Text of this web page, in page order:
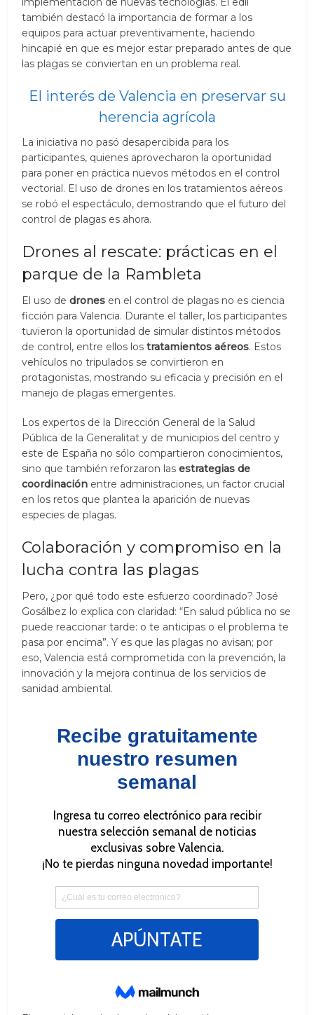
también destacó la importancia de formar a los
equipos para actuar preventivamente, haciendo
hincapié en que es mejor estar preparado antes de que
las plagas se conviertan en un problema real.
El interés de Valencia en preservar su
herencia agrícola
La iniciativa no pasó desapercibida para los
participantes, quienes aprovecharon la oportunidad
para poner en práctica nuevos métodos en el control
vectorial. El uso de drones en los tratamientos aéreos
se robó el espectáculo, demostrando que el futuro del
control de plagas es ahora.
Drones al rescate: prácticas en el
parque de la Rambleta
El uso dedrones en el control de plagas no es ciencia
ficción para Valencia. Durante el taller, los participantes
tuvieron la oportunidad de simular distintos métodos
de control, entre ellos lostratamientos aéreos. Estos
vehículos no tripulados se convirtieron en
protagonistas, mostrando su eficacia y precisión en el
manejo de plagas emergentes.
Los expertos de la Dirección General de la Salud
Pública de la Generalitat y de municipios del centro y
este de España no sólo compartieron conocimientos,
sino que también reforzaron lasestrategias de
coordinación entre administraciones, un factor crucial
en los retos que plantea la aparición de nuevas
especies de plagas.
Colaboración y compromiso en la
lucha contra las plagas
Pero, ¿por qué todo este esfuerzo coordinado? José
Gosálbez lo explica con claridad: “En salud pública no se
puede reaccionar tarde: o te anticipas o el problema te
pasa por encima”. Y es que las plagas no avisan; por
eso, Valencia está comprometida con la prevención, la
innovación y la mejora continua de los servicios de
sanidad ambiental.